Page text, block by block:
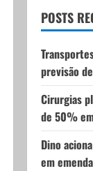
POSTS
previsão
Cirurgias
de 50%
Dino
em